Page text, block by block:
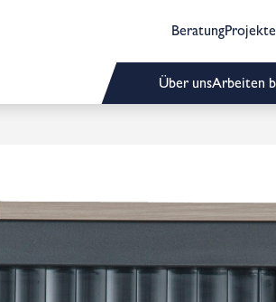
BeratungProjekte
Über unsArbeiten